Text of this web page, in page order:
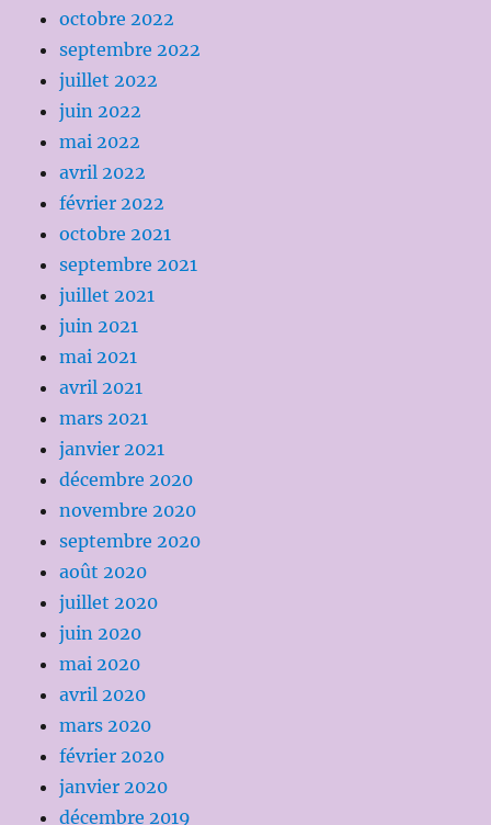
octobre 2022
septembre 2022
juillet 2022
juin 2022
mai 2022
avril 2022
février 2022
octobre 2021
septembre 2021
juillet 2021
juin 2021
mai 2021
avril 2021
mars 2021
janvier 2021
décembre 2020
novembre 2020
septembre 2020
août 2020
juillet 2020
juin 2020
mai 2020
avril 2020
mars 2020
février 2020
janvier 2020
décembre 2019